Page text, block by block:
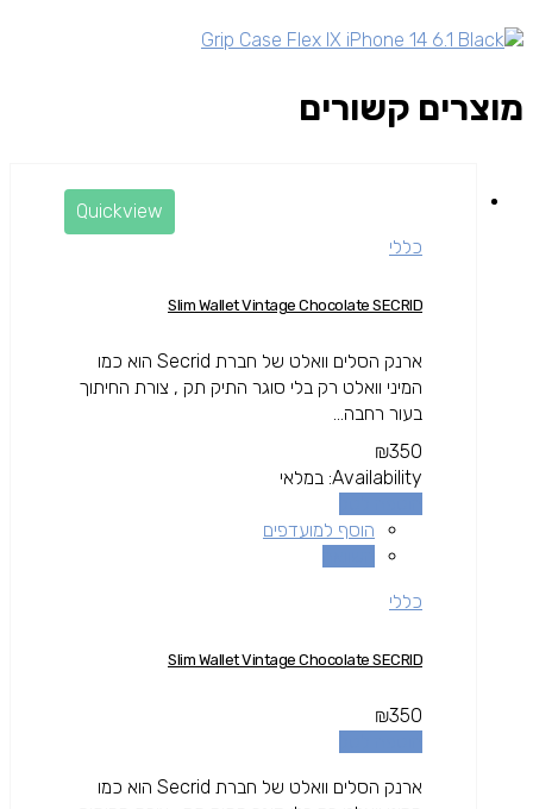
מוצרים קשורים
Quickview
כללי
Slim Wallet Vintage Chocolate SECRID
ארנק הסלים וואלט של חברת Secrid הוא כמו
המיני וואלט רק בלי סוגר התיק תק , צורת החיתוך
בעור רחבה...
₪350
Availability: במלאי
הוסף למועדפים
כללי
Slim Wallet Vintage Chocolate SECRID
₪350
ארנק הסלים וואלט של חברת Secrid הוא כמו